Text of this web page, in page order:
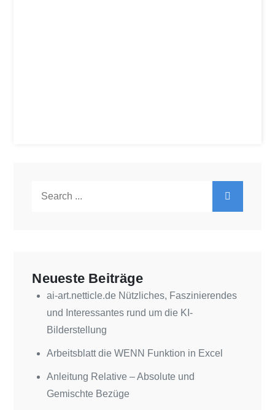
Neueste Beiträge
ai-art.netticle.de Nützliches, Faszinierendes
und Interessantes rund um die KI-
Bilderstellung
Arbeitsblatt die WENN Funktion in Excel
Anleitung Relative – Absolute und
Gemischte Bezüge